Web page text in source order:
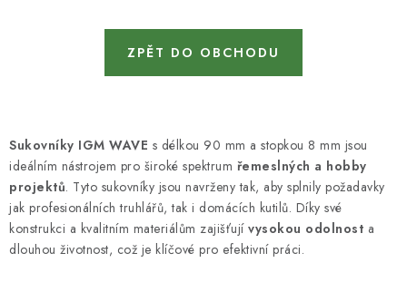
STROJE DO DÍLNY
NÁSTROJE PRO OPRACOVÁNÍ KOVU
NÁSTROJE PRO ŘEZÁNÍ DŘEVA
NÁSTROJE PRO FRÉZOVÁNÍ
ZPĚT DO OBCHODU
Sukovníky IGM WAVE s délkou 90 mm a stopkou 8 mm jsou
ideálním nástrojem pro široké spektrum řemeslných a hobby
projektů. Tyto sukovníky jsou navrženy tak, aby splnily požadavky
jak profesionálních truhlářů, tak i domácích kutilů. Díky své
konstrukci a kvalitním materiálům zajišťují vysokou odolnost a
dlouhou životnost, což je klíčové pro efektivní práci.